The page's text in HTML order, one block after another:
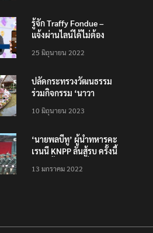
รู้จัก Traffy Fondue –
แจ้งผ่านไลน์ได้ไม่ต้อง
ทั่วไทย ไม่ใช่แค่ในกรุง
25 มิถุนายน 2022
ปลัดกระทรวงวัฒนธรรม
ร่วมกิจกรรม ‘นาวา
ตักบาตรทางน้ำ
10 มิถุนายน 2023
‘นายพลบีทู’ ผู้นำทหารคะ
เรนนี KNPP ลั่นสู้รบ ครั้งนี้
ประชาชนต้องชนะ
13 มกราคม 2022